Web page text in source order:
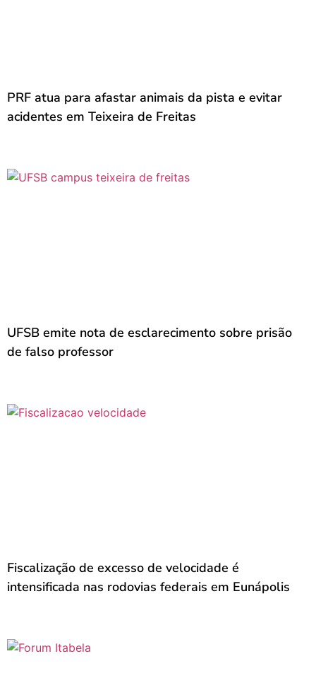
PRF atua para afastar animais da pista e evitar
acidentes em Teixeira de Freitas
UFSB emite nota de esclarecimento sobre prisão
de falso professor
Fiscalização de excesso de velocidade é
intensificada nas rodovias federais em Eunápolis